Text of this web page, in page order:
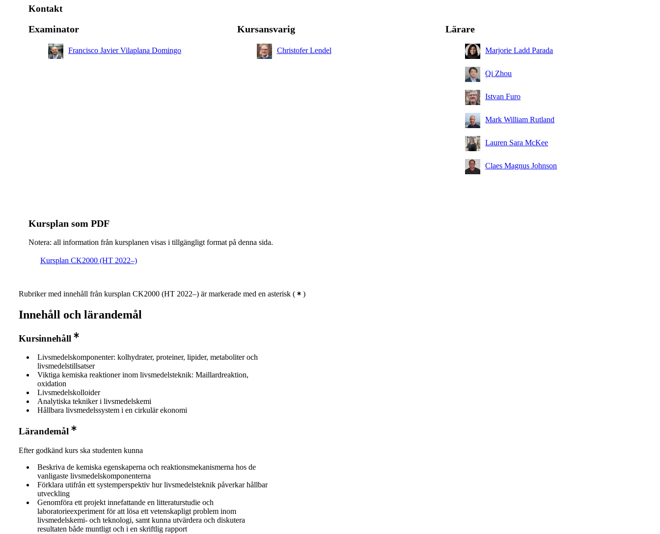
åk 1, ENBT, Rekommenderad
Masterprogram, molekylär vetenskap och teknik, åk 2,
Rekommenderad
Kontakt
Examinator
Francisco Javier Vilaplana Domingo
Kursansvarig
Christofer Lendel
Lärare
Marjorie Ladd Parada
Qi Zhou
Istvan Furo
Mark William Rutland
Lauren Sara McKee
Claes Magnus Johnson
Kursplan som PDF
Notera: all information från kursplanen visas i tillgängligt format på denna sida.
Kursplan CK2000 (HT 2022–)
Rubriker med innehåll från kursplan CK2000 (HT 2022–) är markerade med en asterisk ( )
Innehåll och lärandemål
Kursinnehåll
Livsmedelskomponenter: kolhydrater, proteiner, lipider, metaboliter och
livsmedelstillsatser
Viktiga kemiska reaktioner inom livsmedelsteknik: Maillardreaktion,
oxidation
Livsmedelskolloider
Analytiska tekniker i livsmedelskemi
Hållbara livsmedelssystem i en cirkulär ekonomi
Lärandemål
Efter godkänd kurs ska studenten kunna
Beskriva de kemiska egenskaperna och reaktionsmekanismerna hos de
vanligaste livsmedelskomponenterna
Förklara utifrån ett systemperspektiv hur livsmedelsteknik påverkar hållbar
utveckling
Genomföra ett projekt innefattande en litteraturstudie och
laboratorieexperiment för att lösa ett vetenskapligt problem inom
livsmedelskemi- och teknologi, samt kunna utvärdera och diskutera
resultaten både muntligt och i en skriftlig rapport